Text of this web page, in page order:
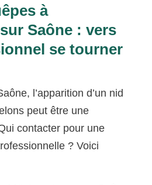
à
Saône : vers
se tourner
l’apparition d’un nid
peut être une
contacter pour une
? Voici